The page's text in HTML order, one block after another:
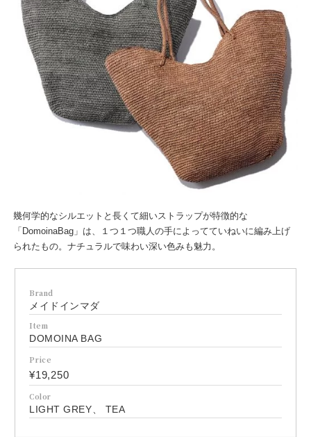
幾何学的なシルエットと長くて細いストラップが特徴的な
「DomoinaBag」は、１つ１つ職人の手によってていねいに編み上げ
られたもの。ナチュラルで味わい深い色みも魅力。
Brand
メイドインマダ
Item
DOMOINA BAG
Price
¥19,250
Color
LIGHT GREY、 TEA